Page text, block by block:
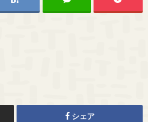
シェア